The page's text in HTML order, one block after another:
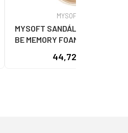
MYSOFT
MYSOFT SANDÁLIAS 26M360-
BE MEMORY FOAM COM FECHO
44,72 €